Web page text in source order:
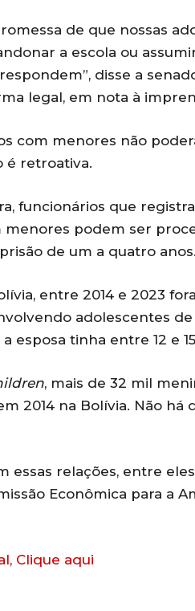
de que nossas
a escola ou
disse a
legal, em nota à
com menores não
é retroativa.
funcionários que
menores podem ser
de um a quatro anos.
entre 2014 e 2023
adolescentes de
esposa tinha entre 12 e
, mais de 32 mil
2014 na Bolívia. Não há
essas relações, entre
Econômica para a
Clique aqui